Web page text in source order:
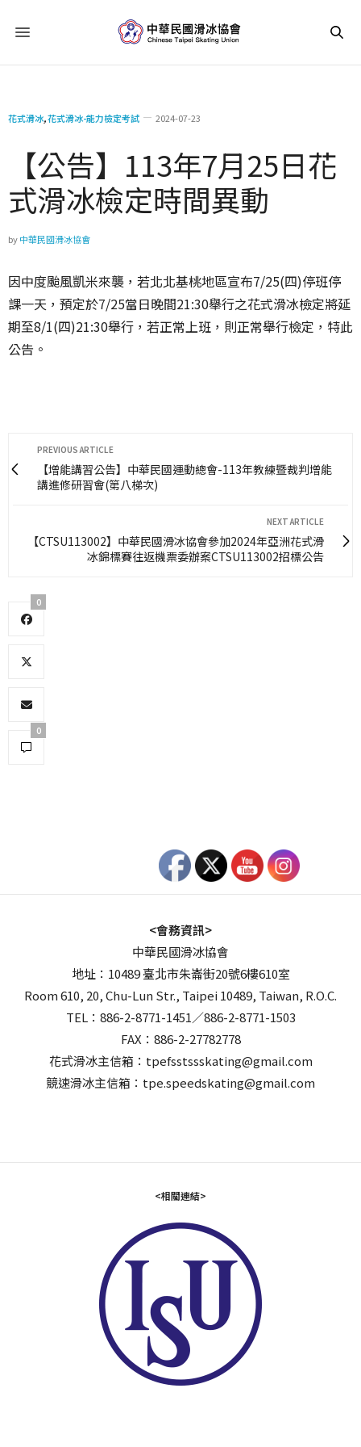
花式滑冰,花式滑冰-能力檢定考試 2024-07-23
【公告】113年7月25日花
式滑冰檢定時間異動
by中華民國滑冰協會
因中度颱風凱米來襲，若北北基桃地區宣布7/25(四)停班停
課一天，預定於7/25當日晚間21:30舉行之花式滑冰檢定將延
期至8/1(四)21:30舉行，若正常上班，則正常舉行檢定，特此
公告。
PREVIOUS ARTICLE
【增能講習公告】中華民國運動總會-113年教練暨裁判增能
講進修研習會(第八梯次)
NEXT ARTICLE
【CTSU113002】中華民國滑冰協會參加2024年亞洲花式滑
冰錦標賽往返機票委辦案CTSU113002招標公告
0
0
<會務資訊>
中華民國滑冰協會
地址：10489 臺北市朱崙街20號6樓610室
Room 610, 20, Chu-Lun Str., Taipei 10489, Taiwan, R.O.C.
TEL：886-2-8771-1451／886-2-8771-1503
FAX：886-2-27782778
花式滑冰主信箱：tpefsstssskating@gmail.com
競速滑冰主信箱：tpe.speedskating@gmail.com
<相關連結>